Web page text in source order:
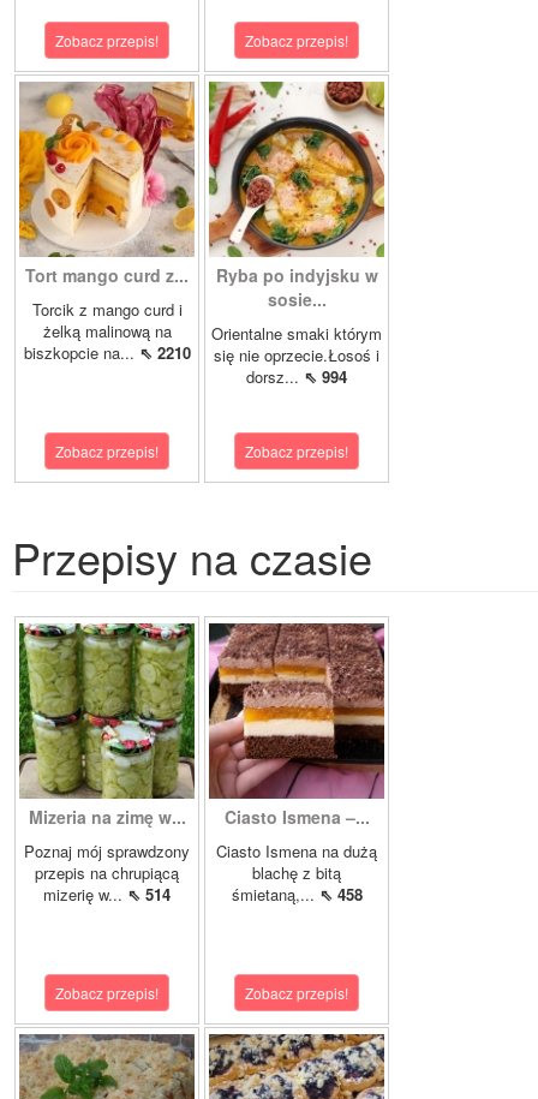
Zobacz przepis! Zobacz przepis!
Tort mango curd z...
Torcik z mango curd i
żelką malinową na
biszkopcie na... ⇖ 2210
Zobacz przepis!
Ryba po indyjsku w
sosie...
Orientalne smaki którym
się nie oprzecie.Łosoś i
dorsz... ⇖ 994
Zobacz przepis!
Przepisy na czasie
Mizeria na zimę w...
Poznaj mój sprawdzony
przepis na chrupiącą
mizerię w... ⇖ 514
Zobacz przepis!
Ciasto Ismena –...
Ciasto Ismena na dużą
blachę z bitą
śmietaną,... ⇖ 458
Zobacz przepis!